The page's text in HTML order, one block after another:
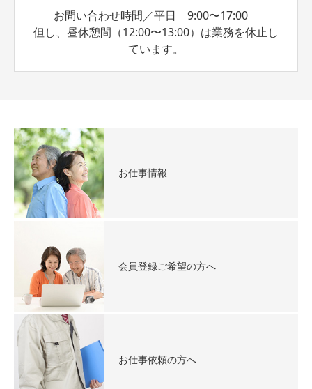
お問い合わせ時間／平日 9:00〜17:00
但し、昼休憩間（12:00〜13:00）は業務を休止し
ています。
お仕事情報
会員登録ご希望の方へ
お仕事依頼の方へ